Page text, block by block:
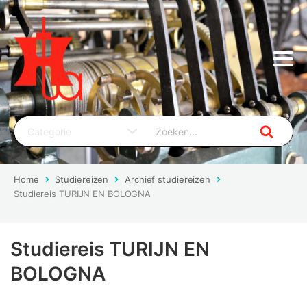
Home Studiereizen
Archief studiereizen
Studiereis TURIJN EN BOLOGNA
Studiereis TURIJN EN
BOLOGNA